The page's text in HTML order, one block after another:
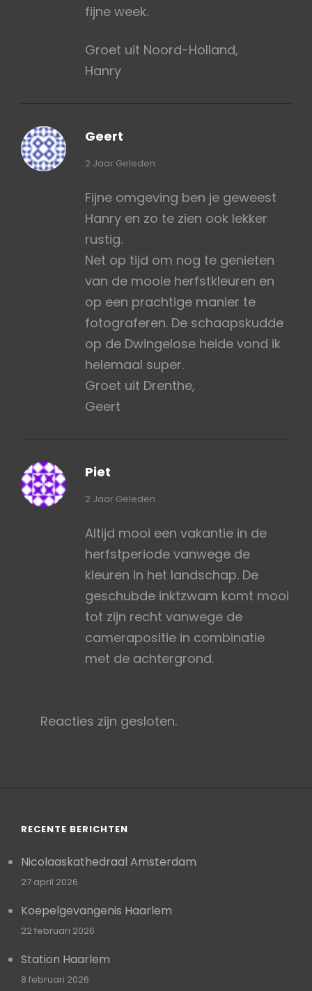
fijne week.
Groet uit Noord-Holland,
Hanry
Geert
zegt:
2 Jaar Geleden
Fijne omgeving ben je geweest
Hanry en zo te zien ook lekker
rustig.
Net op tijd om nog te genieten
van de mooie herfstkleuren en
op een prachtige manier te
fotograferen. De schaapskudde
op de Dwingelose heide vond ik
helemaal super.
Groet uit Drenthe,
Geert
Piet
zegt:
2 Jaar Geleden
Altijd mooi een vakantie in de
herfstperiode vanwege de
kleuren in het landschap. De
geschubde inktzwam komt mooi
tot zijn recht vanwege de
camerapositie in combinatie
met de achtergrond.
Reacties zijn gesloten.
RECENTE BERICHTEN
Nicolaaskathedraal Amsterdam
27 april 2026
Koepelgevangenis Haarlem
22 februari 2026
Station Haarlem
8 februari 2026